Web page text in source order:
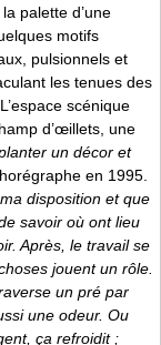
palette d’une
motifs
pulsionnels et
les tenues des
scénique
d’œillets, une
un décor et
en 1995.
disposition et que
savoir où ont lieu
Après, le travail se
jouent un rôle.
un pré par
une odeur. Ou
ça refroidit ;